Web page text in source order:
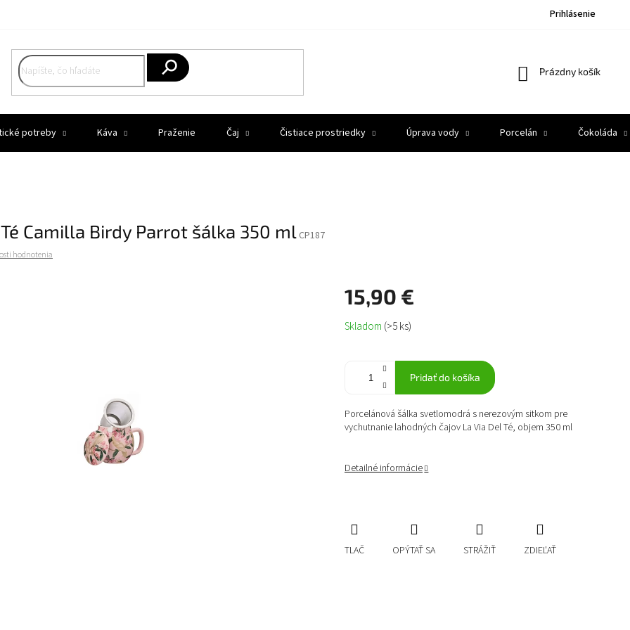
Prihlásenie
Nákupný
Prázdny košík
potreby Káva Praženie Čaj Čistiace prostriedky Úprava vody Porcelán Čokoláda
Té Camilla Birdy Parrot šálka 350 ml CP187
hodnotenia
15,90 €
Jednotková
cena:
Skladom (>5 ks)
Pridať do košíka
Porcelánová šálka svetlomodrá s nerezovým sitkom pre
vychutnanie lahodných čajov La Via Del Té, objem 350 ml
Detailné informácie
TLAČ OPÝTAŤ SA STRÁŽIŤ ZDIEĽAŤ